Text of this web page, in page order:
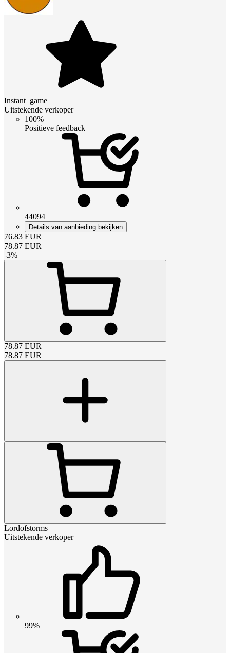
Instant_game
Uitstekende verkoper
100%
Positieve feedback
44094
Details van aanbieding bekijken
76.83 EUR
78.87 EUR
-3%
78.87 EUR
78.87 EUR
Lordofstorms
Uitstekende verkoper
99%